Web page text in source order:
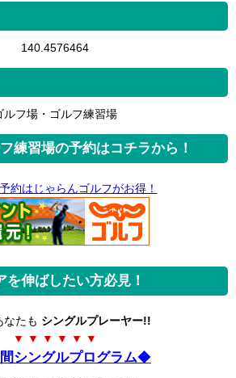
140.4576464
ルフ場・ゴルフ練習場
練習場の予約はコチラから！
約はじゃらんゴルフがお得！
を伸ばしたい方必見！
なたも シングルプレーヤー!!
▼ ▼ ▼ ▼ ▼ ▼
シングルプログラム◆